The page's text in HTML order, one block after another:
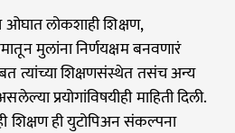
ओघात लोकशाही शिक्षण,
मुलांना निर्णयक्षम बनवणारं
त्यांच्या शिक्षणसंस्थेत तसंच अन्य
प्रयोगांविषयीही माहिती दिली.
शिक्षण ही युटोपिअन संकल्पना